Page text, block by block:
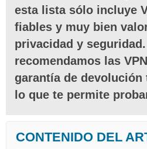
esta lista sólo incluye
fiables y muy bien
privacidad y
recomendamos las
garantía de
lo que te permite
CONTENIDO DEL